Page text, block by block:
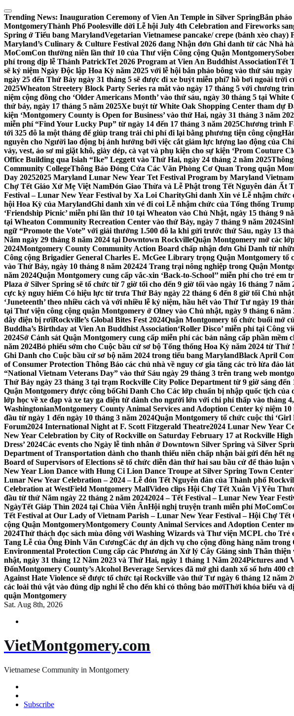
Skip
to
content
Trending News: Inauguration Ceremony of Vien An Temple in Silver SpringBắn pháo
MontgomeryThành Phố Poolesville dời Lễ hội July 4th Celebration and Fireworks
Spring ở Tiểu bang MarylandVegetarian Vietnamese pancake/ crepe (bánh xèo
Maryland’s Culinary & Culture Festival 2026 đang Nhận đơn Ghi danh từ các Nhà
MoComCon thường niên lần thứ 10 của Thư viện Công cộng Quận Montgomery
phí trong dịp lễ Thánh PatrickTet 2026 Program at Vien An Buddhist AssociationTết
sẽ kỷ niệm Ngày Độc lập Hoa Kỳ năm 2025 với lễ hội bắn pháo bông vào thứ sáu
ngày 25 đến Thứ Bảy ngày 31 tháng 5 sẽ được đi xe buýt miễn phí7 hồ bơi ngoài trời
2025Wheaton Streetery Block Party Series ra mắt vào ngày 17 tháng 5 với chương
niệm cộng đồng cho ‘Older Americans Month’ vào thứ sáu, ngày 30 tháng 5 tại
thứ bảy, ngày 17 tháng 5 năm 2025Xe buýt từ White Oak Shopping Center tham dự
kiện ‘Montgomery County is Open for Business’ vào thứ Hai, ngày 31 tháng 3 năm
miễn phí “Find Your Lucky Pup” từ ngày 14 đến 17 tháng 3 năm 2025Chương trình
tới 325 đô la một tháng để giúp trang trải chi phí đi lại bằng phương tiện công cộng
nguyên cho Người lao động bị ảnh hưởng bởi việc cắt giảm lực lượng lao động của
váy, vest, áo sơ mi giặt khô, giày dép, cà vạt và phụ kiện cho sự kiện ‘Prom Couture
Office Building qua Isiah “Ike” Leggett vào Thứ Hai, ngày 24 tháng 2 năm 2025
Community CollegeThông Báo Đóng Cửa Các Văn Phòng Cơ Quan Trong quận
Day 20252025 Maryland Lunar New Year Tet Festival Program by Maryland
Chợ Tết Giáo Xứ Mẹ Việt NamĐón Giao Thừa và Lễ Phật trong Tết Nguyên đán Ất
Festival – Lunar New Year Festival by Xa Loi CharityGhi danh Xin vé Lễ nhậm chức
hội Hoa Kỳ của MarylandGhi danh xin vé đi coi Lễ nhậm chức của Tổng thống
‘Friendship Picnic’ miễn phí lần thứ 10 tại Wheaton vào Chủ Nhật, ngày 15 tháng 9
tại Wheaton Community Recreation Center vào thứ Bảy, ngày 7 tháng 9 năm 2024
ngữ “Promote the Vote” với giải thưởng 1.500 đô la khi gửi trước thứ Sáu, ngày 13
Năm ngày 29 tháng 8 năm 2024 tại Downtown RockvilleQuận Montgomery mở các
2024Montgomery County Community Action Board chấp nhận đơn Ghi Danh từ
Công cộng Brigadier General Charles E. McGee Library trọng Quận Montgomery
vào Thứ Bảy, ngày 10 tháng 8 năm 202424 Trang trại nông nghiệp trong Quận
năm 2024Quận Montgomery cung cấp vắc-xin ‘Back-to-School’’ miễn phí cho trẻ
Plaza ở Silver Spring sẽ tổ chức từ 7 giờ tối cho đến 9 giờ tối vào ngày 16 tháng 7 năm
cực kỳ nguy hiểm Có hiệu lực từ trưa Thứ Bảy ngày 22 tháng 6 đến 8 giờ tối Chủ
‘Juneteenth’ theo nhiều cách và với nhiều lễ kỷ niệm, hầu hết vào Thứ Tư ngày 19
tại Thư viện công cộng quận Montgomery ở Olney vào Chủ nhật, ngày 9 tháng 6 năm
dây điện bị rơiRockville’s Global Bites Fest 2024Quận Montgomery tổ chức buổi mở
Buddha’s Birthday at Vien An Buddhist Association‘Roller Disco’ miễn phí tại Công
2024Sở Cảnh sát Quận Montgomery cung cấp miễn phí các bản nâng cấp phần
năm 2024Bỏ phiếu sớm cho Cuộc bầu cử sơ bộ Tổng thống Hoa Kỳ năm 2024 từ
Ghi Danh cho Cuộc bầu cử sơ bộ năm 2024 trong tiểu bang MarylandBlack April
of Consumer Protection Thông Báo các chủ nhà về nguy cơ gia tăng các trò lừa đảo
“National Vietnam Veterans Day” vào thứ Sáu ngày 29 tháng 3 trên trang web
Thứ Bảy ngày 23 tháng 3 tại trạm Rockville City Police Department từ 9 giờ sáng đến
Quận Montgomery được công bốGhi Danh Cho Các lớp chuẩn bị nhập quốc tịch của
lớp học về xe đạp và xe tay ga điện tử dành cho người lớn với chi phí thấp vào tháng
WashingtonianMontgomery County Animal Services and Adoption Center kỷ niệm
đầu từ ngày 1 đến ngày 10 tháng 3 năm 2024Quận Montgomery tổ chức cuộc thi ‘Girl
Forum2024 International Night at F. Scott Fitzgerald Theatre2024 Lunar New Year
New Year Celebration by City of Rockville on Saturday February 17 at Rockville High
Dress’ 2024Các events cho Ngày lễ tình nhân ở Downtown Silver Spring và Silver
Department of Transportation dành cho thanh thiếu niên chấp nhận bài gửi đến hết
Board of Supervisors of Elections sẽ tổ chức diễn đàn thứ hai sau bầu cử để thảo
New Year Lion Dance with Hung Ci Lion Dance Troupe at Silver Spring Town
Lunar New Year Celebration – 2024 – Lễ đón Tết Nguyên đán của Thành phố
Celebration at WestField Montgomery MallVideo clips Hội Chợ Tết Xuân Vị Yêu
đầu từ thứ Năm ngày 22 tháng 2 năm 20242024 – Tết Festival – Lunar New Year
NgàyTết Giáp Thìn 2024 tại Chùa Viên ÂnHội nghị truyện tranh miễn phí
Tết Festival at Our Lady of Vietnam Parish – Lunar New Year Festival – Hội Chợ
cộng Quận MontgomeryMontgomery County Animal Services and Adoption Center
2024Thử thách đọc sách mùa đông với Washing Wizards và Thư viện MCPL cho
Tang Lễ của Ông Đinh Văn CươngCác dự án dịch vụ cho cộng đồng hàng năm
Environmental Protection Cung cấp các Phương án Xử lý Cây Giáng sinh Thân
nhật, ngày 31 tháng 12 Năm 2023 và Thứ Hai, ngày 1 tháng 1 Năm 2024Pictures and
ĐốnMontgomery County’s Alcohol Beverage Services đã mở ghi danh xổ số hơn 400
Against Hate Violence sẽ được tổ chức tại Rockville vào thứ Tư ngày 6 tháng 12 năm
các loài thú vật vào đúng dịp nghỉ lễ cho đến khi có thông báo mớiThời khóa biểu và
quận Montgomery
Sat. Aug 8th, 2026
VietMontgomery.com
Vietnamese Community in Montgomery
Subscribe